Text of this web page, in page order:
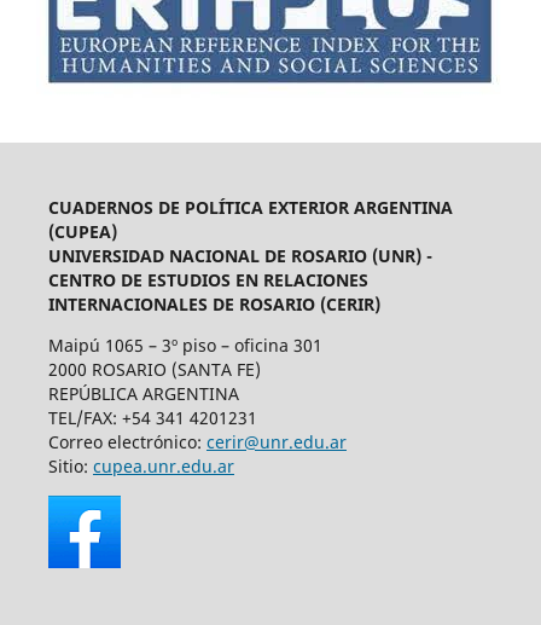
CUADERNOS DE POLÍTICA EXTERIOR ARGENTINA
(CUPEA)
UNIVERSIDAD NACIONAL DE ROSARIO (UNR) -
CENTRO DE ESTUDIOS EN RELACIONES
INTERNACIONALES DE ROSARIO (CERIR)
Maipú 1065 – 3º piso – oficina 301
2000 ROSARIO (SANTA FE)
REPÚBLICA ARGENTINA
TEL/FAX: +54 341 4201231
Correo electrónico: cerir@unr.edu.ar
Sitio: cupea.unr.edu.ar